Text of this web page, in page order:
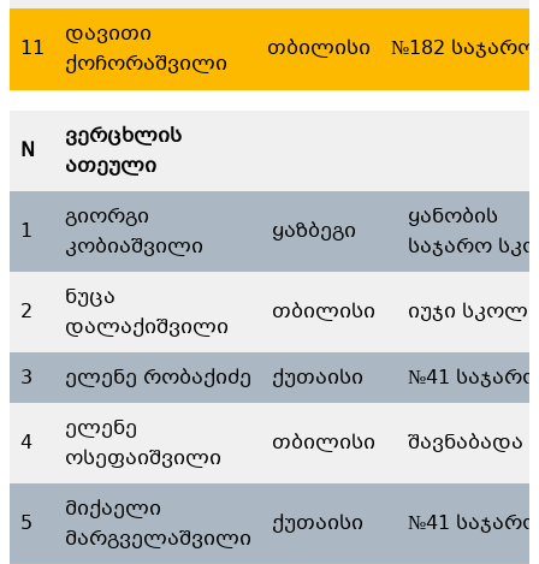
11
დავითი
ქოჩორაშვილი
თბილისი №182 საჯარო
N
ვერცხლის
ათეული
1
გიორგი
კობიაშვილი
ყაზბეგი
ყანობის
საჯარო
2
ნუცა
დალაქიშვილი
თბილისი იუჯი სკოლა
3 ელენე რობაქიძე ქუთაისი №41 საჯარო
4
ელენე
ოსეფაიშვილი
თბილისი შავნაბადა
5
მიქაელი
მარგველაშვილი
ქუთაისი №41 საჯარო